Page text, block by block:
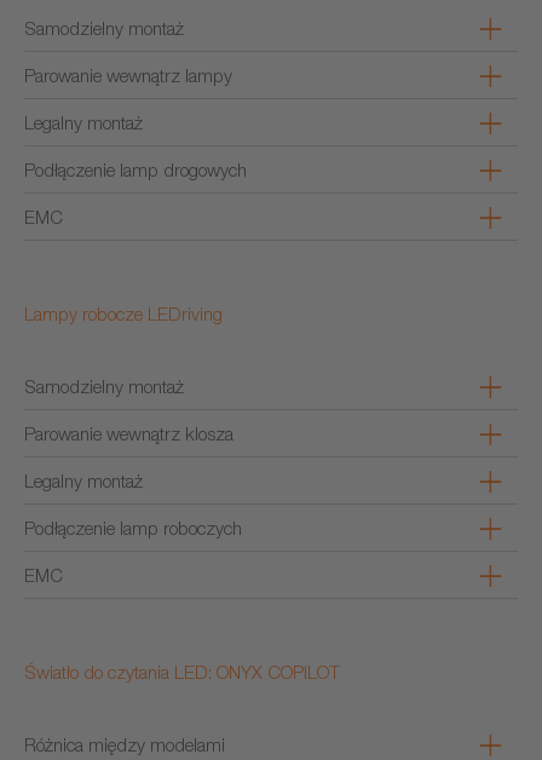
Samodzielny montaż
Parowanie wewnątrz lampy
Legalny montaż
Podłączenie lamp drogowych
EMC
Lampy robocze LEDriving
Samodzielny montaż
Parowanie wewnątrz klosza
Legalny montaż
Podłączenie lamp roboczych
EMC
Światło do czytania LED: ONYX COPILOT
Różnica między modelami